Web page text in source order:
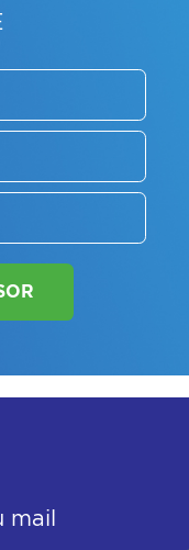
SOBRE
mail